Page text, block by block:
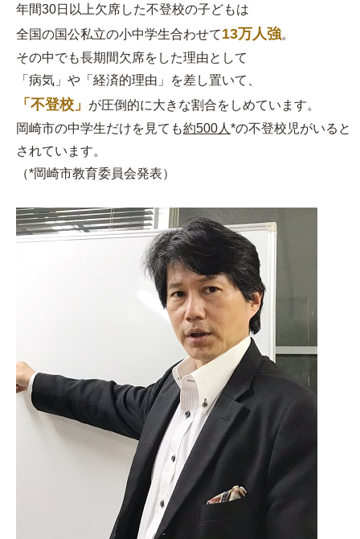
年間30日以上欠席した不登校の子どもは
全国の国公私立の小中学生合わせて13万人強。
その中でも長期間欠席をした理由として
「病気」や「経済的理由」を差し置いて、
「不登校」
が圧倒的に大きな割合をしめています。
岡崎市の中学生だけを見ても約500人 *の不登校児がいると
されています。
（*岡崎市教育委員会発表）